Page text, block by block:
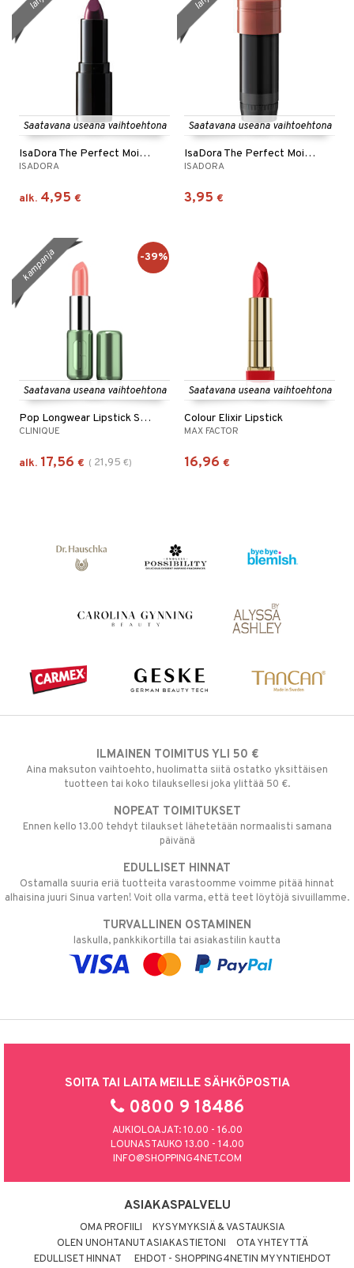
Saatavana useana vaihtoehtona
IsaDora The Perfect Moisture Lipstick
ISADORA
alk. 4,95 €
Saatavana useana vaihtoehtona
IsaDora The Perfect Moisture Lipstick Refill
ISADORA
3,95 €
Saatavana useana vaihtoehtona
Pop Longwear Lipstick Shine
CLINIQUE
alk. 17,56 € ( 21,95 €)
kampanja -39%
Saatavana useana vaihtoehtona
Colour Elixir Lipstick
MAX FACTOR
16,96 €
ILMAINEN TOIMITUS YLI 50 €
Aina maksuton vaihtoehto, huolimatta siitä ostatko yksittäisen
tuotteen tai koko tilauksellesi joka ylittää 50 €.
NOPEAT TOIMITUKSET
Ennen kello 13.00 tehdyt tilaukset lähetetään normaalisti samana
päivänä
EDULLISET HINNAT
Ostamalla suuria eriä tuotteita varastoomme voimme pitää hinnat
alhaisina juuri Sinua varten! Voit olla varma, että teet löytöjä sivuillamme.
TURVALLINEN OSTAMINEN
laskulla, pankkikortilla tai asiakastilin kautta
SOITA TAI LAITA MEILLE SÄHKÖPOSTIA
0800 9 18486
AUKIOLOAJAT: 10.00 - 16.00
LOUNASTAUKO 13.00 - 14.00
INFO@SHOPPING4NET.COM
ASIAKASPALVELU
OMA PROFIILI
KYSYMYKSIÄ & VASTAUKSIA
OLEN UNOHTANUT ASIAKASTIETONI
OTA YHTEYTTÄ
EDULLISET HINNAT
EHDOT - SHOPPING4NETIN MYYNTIEHDOT